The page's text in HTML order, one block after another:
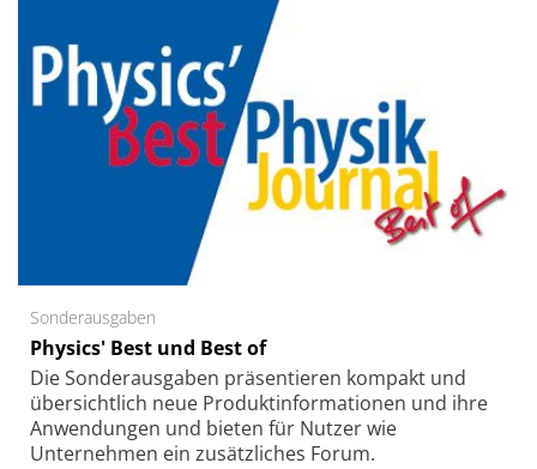
Sonderausgaben
Physics' Best und Best of
Die Sonder­ausgaben präsentieren kompakt und
übersichtlich neue Produkt­informationen und ihre
Anwendungen und bieten für Nutzer wie
Unternehmen ein zusätzliches Forum.